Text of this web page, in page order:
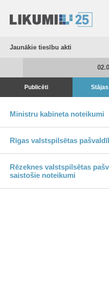
Jaunākie tiesību akti
Publicēti
Ministru kabineta noteikumi
Rīgas valstspilsētas
Rēzeknes valstspilsētas
saistošie noteikumi